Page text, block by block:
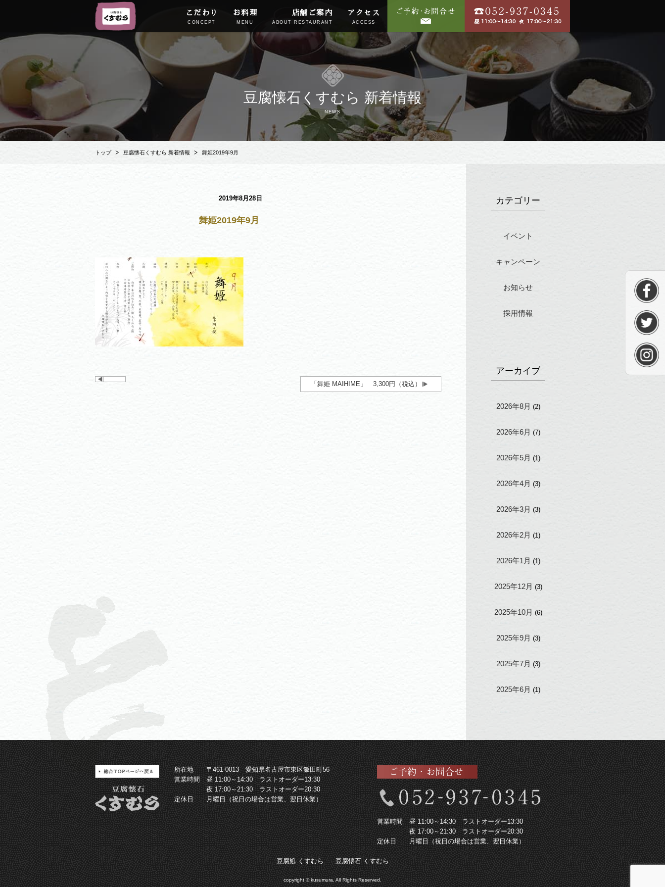
こだわり
CONCEPT
お料理
MENU
店舗ご案内
ABOUT RESTAURANT
アクセス
ACCESS
豆腐懐石くすむら 新着情報
NEWS
トップ 豆腐懐石くすむら 新着情報 舞姫2019年9月
2019年8月28日
舞姫2019年9月
「舞姫 MAIHIME」 3,300円（税込）
カテゴリー
イベント
キャンペーン
お知らせ
採用情報
アーカイブ
2026年8月 (2)
2026年6月 (7)
2026年5月 (1)
2026年4月 (3)
2026年3月 (3)
2026年2月 (1)
2026年1月 (1)
2025年12月 (3)
2025年10月 (6)
2025年9月 (3)
2025年7月 (3)
2025年6月 (1)
所在地
〒461-0013 愛知県名古屋市東区飯田町56
営業時間
昼 11:00～14:30 ラストオーダー13:30
夜 17:00～21:30 ラストオーダー20:30
定休日
月曜日（祝日の場合は営業、翌日休業）
営業時間
昼 11:00～14:30 ラストオーダー13:30
夜 17:00～21:30 ラストオーダー20:30
定休日
月曜日（祝日の場合は営業、翌日休業）
豆腐処 くすむら 豆腐懐石 くすむら
copyright © kusumura. All Rights Reserved.